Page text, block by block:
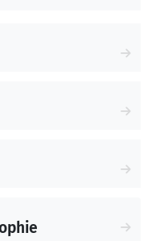
nicht
Bemühungen
auf die
die